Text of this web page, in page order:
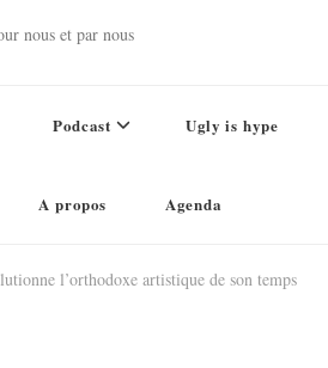
nous et par nous
Podcast Ugly is hype
A propos Agenda
l’orthodoxe artistique de son temps